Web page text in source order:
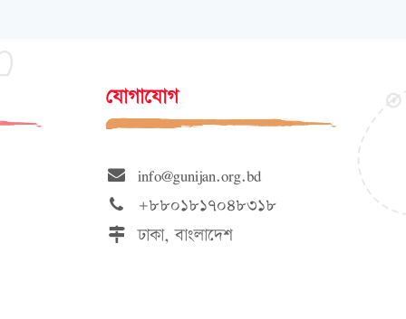
যোগাযোগ
info@gunijan.org.bd
+৮৮০১৮১৭০৪৮৩১৮
ঢাকা, বাংলাদেশ